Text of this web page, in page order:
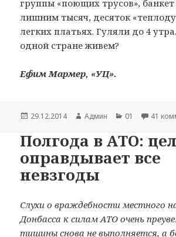
группы «поющих трусов», банкет
лишним тысяч, десяток
легких платьях. Гуляли до 4
одной стране живем?
Ефим Мармер, «УЦ».
Опубликовано
29.12.2014 Автор
Админ Рубрики
01 41
Полгода в АТО:
оправдывает все
невзгоды
Слухи о враждебности местного
Донбасса к силам АТО очень
тишины снова не выполняется, а